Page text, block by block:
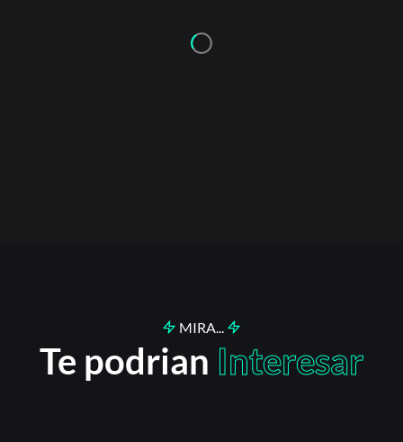
MIRA...
Te podrian Interesar
¿Olvidaste la contraseña?